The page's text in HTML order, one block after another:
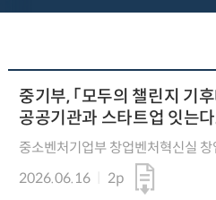
중기부, 「모두의 챌린지 기
공공기관과 스타트업 잇는
중소벤처기업부 창업벤처혁신실
2026.06.16
2p